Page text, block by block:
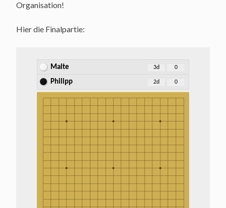
Organisation!
Hier die Finalpartie:
Malte 3d 0
Philipp 2d 0